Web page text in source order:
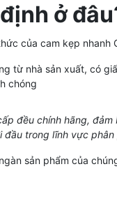
ở
của cam kẹp nhanh
từ nhà sản xuất, có
chóng
đều chính hãng,
đầu trong lĩnh vực
sản phẩm của